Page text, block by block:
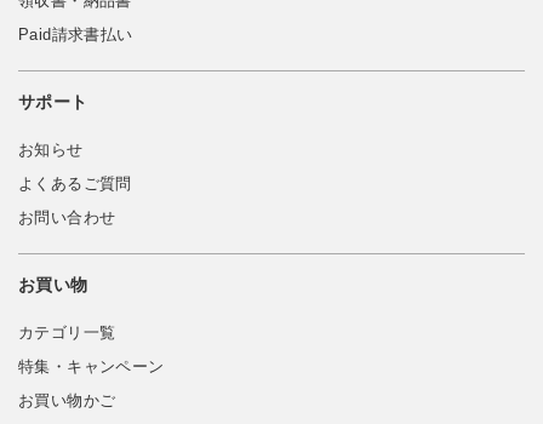
Paid請求書払い
サポート
お知らせ
よくあるご質問
お問い合わせ
お買い物
カテゴリ一覧
特集・キャンペーン
お買い物かご